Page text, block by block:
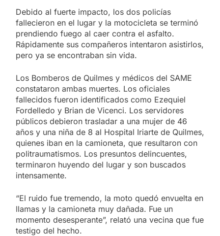
Debido al fuerte impacto, los dos policías
fallecieron en el lugar y la motocicleta se terminó
prendiendo fuego al caer contra el asfalto.
Rápidamente sus compañeros intentaron asistirlos,
pero ya se encontraban sin vida.
Los Bomberos de Quilmes y médicos del SAME
constataron ambas muertes. Los oficiales
fallecidos fueron identificados como Ezequiel
Fordelledo y Brian de Vicenci. Los servidores
públicos debieron trasladar a una mujer de 46
años y una niña de 8 al Hospital Iriarte de Quilmes,
quienes iban en la camioneta, que resultaron con
politraumatismos. Los presuntos delincuentes,
terminaron huyendo del lugar y son buscados
intensamente.
“El ruido fue tremendo, la moto quedó envuelta en
llamas y la camioneta muy dañada. Fue un
momento desesperante”, relató una vecina que fue
testigo del hecho.